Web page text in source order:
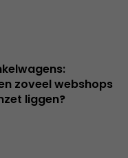
zoveel webshops
liggen?